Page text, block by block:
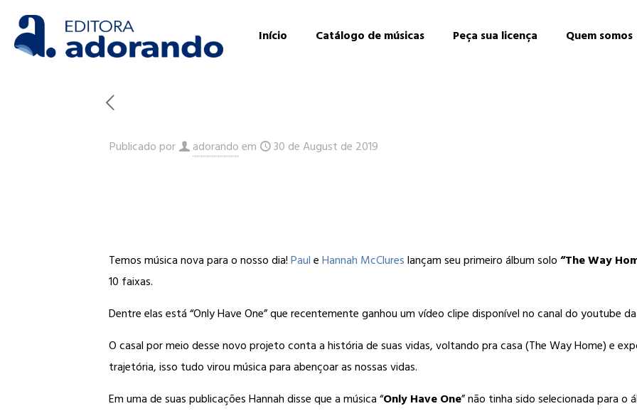
Início Catálogo de músicas Peça sua licença Quem somos
Publicado por adorandoem 30 de August de 2019
Temos música nova para o nosso dia!PauleHannah McClureslançam seu primeiro álbum solo“The Way
10 faixas.
Dentre elas está “Only Have One” que recentemente ganhou um vídeo clipe disponível no canal do youtube
O casal por meio desse novo projeto conta a história de suas vidas, voltando pra casa (The Way Home) e
trajetória, isso tudo virou música para abençoar as nossas vidas.
Em uma de suas publicações Hannah disse que a música “Only Have One” não tinha sido selecionada para